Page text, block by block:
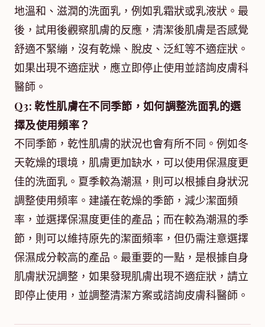
地溫和、滋潤的洗面乳，例如乳霜狀或乳液狀。最
後，試用後觀察肌膚的反應，清潔後肌膚是否感覺
舒適不緊繃，沒有乾燥、脫皮、泛紅等不適症狀。
如果出現不適症狀，應立即停止使用並諮詢皮膚科
醫師。
Q3: 乾性肌膚在不同季節，如何調整洗面乳的選
擇及使用頻率？
不同季節，乾性肌膚的狀況也會有所不同。例如冬
天乾燥的環境，肌膚更加缺水，可以使用保濕度更
佳的洗面乳。夏季較為潮濕，則可以根據自身狀況
調整使用頻率。建議在乾燥的季節，減少潔面頻
率，並選擇保濕度更佳的產品；而在較為潮濕的季
節，則可以維持原先的潔面頻率，但仍需注意選擇
保濕成分較高的產品。最重要的一點，是根據自身
肌膚狀況調整，如果發現肌膚出現不適症狀，請立
即停止使用，並調整清潔方案或諮詢皮膚科醫師。